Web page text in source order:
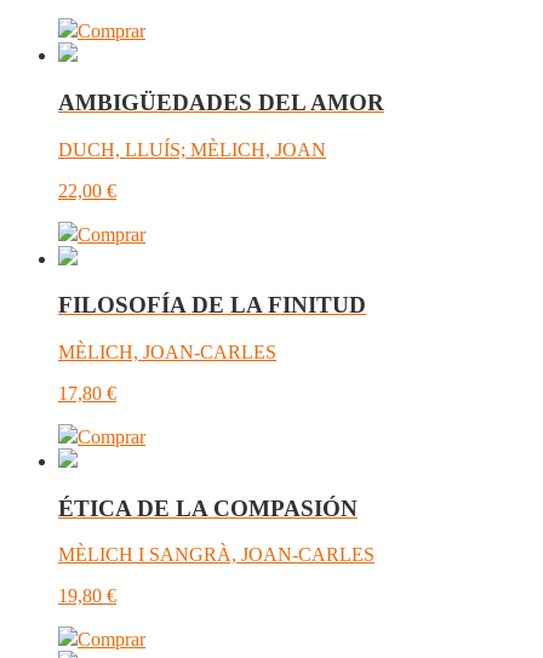
Comprar
AMBIGÜEDADES DEL AMOR
DUCH, LLUÍS; MÈLICH, JOAN
22,00 €
Comprar
FILOSOFÍA DE LA FINITUD
MÈLICH, JOAN-CARLES
17,80 €
Comprar
ÉTICA DE LA COMPASIÓN
MÈLICH I SANGRÀ, JOAN-CARLES
19,80 €
Comprar